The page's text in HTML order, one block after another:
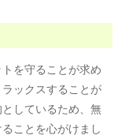
を守ることが求め
ックスすることが
しているため、無
ことを心がけまし